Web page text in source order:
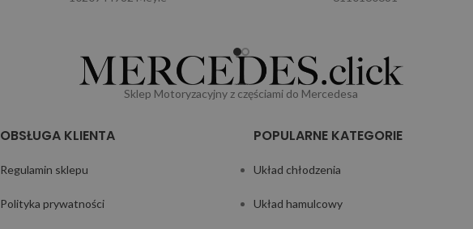
Sklep Motoryzacyjny z częściami do Mercedesa
OBSŁUGA KLIENTA
Regulamin sklepu
Polityka prywatności
POPULARNE KATEGORIE
Układ chłodzenia
Układ hamulcowy